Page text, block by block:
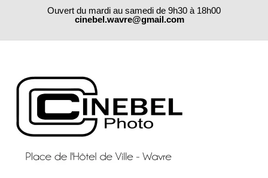
Ouvert du mardi au samedi de 9h30 à 18h00
cinebel.wavre@gmail.com